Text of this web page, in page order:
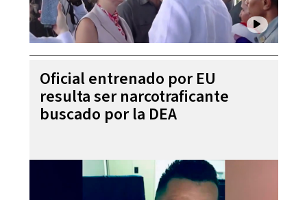
Oficial entrenado por EU
resulta ser narcotraficante
buscado por la DEA